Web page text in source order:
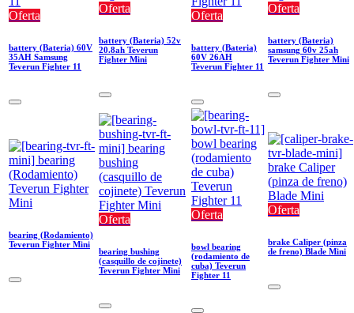
Oferta
battery (Bateria) 60V
35AH Samsung
Teverun Fighter 11
Oferta
battery (Bateria) 52v
20.8ah Teverun
Fighter Mini
Oferta
battery (Bateria)
60V 26AH
Teverun Fighter 11
Oferta
battery (Bateria)
samsung 60v 25ah
Teverun Fighter Mini
bearing (Rodamiento)
Teverun Fighter Mini
Oferta
bearing bushing
(casquillo de cojinete)
Teverun Fighter Mini
Oferta
bowl bearing
(rodamiento de
cuba) Teverun
Fighter 11
Oferta
brake Caliper (pinza
de freno) Blade Mini